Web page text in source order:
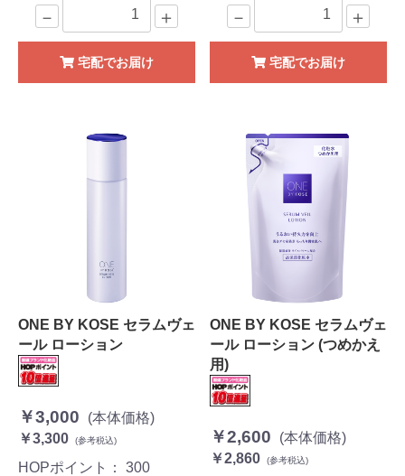
－ ＋
宅配でお届け
－ ＋
宅配でお届け
ONE BY KOSE セラムヴェ
ール ローション
￥3,000
(本体価格)
￥3,300
(参考税込)
HOPポイント： 300
ONE BY KOSE セラムヴェ
ール ローション (つめかえ
用)
￥2,600
(本体価格)
￥2,860
(参考税込)